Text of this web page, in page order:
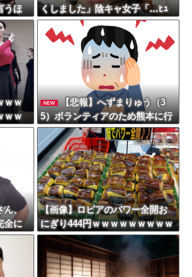
うほ
くしました」陰キャ女子「…ﾋｭ
ｯ」→結果・・・
ｗｗ
ｗｗ
NEW
【悲報】へずまりゅう（3
5）ボランティアのため熊本に行
くも体調不良で病院に行く
ん、
全に
がw w
【画像】ロピアのパワー全開お
にぎり444円ｗｗｗｗｗｗｗｗｗ
ｗｗｗ